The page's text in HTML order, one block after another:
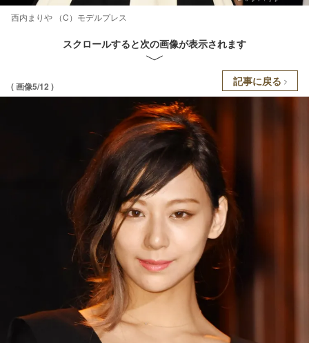
西内まりや （C）モデルプレス
スクロールすると次の画像が表示されます
( 画像5/12 ) 記事に戻る